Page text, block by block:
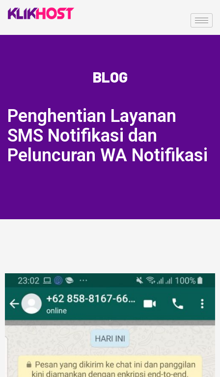
BLOG
Penghentian Layanan
SMS Notifikasi dan
Peluncuran WA Notifikasi